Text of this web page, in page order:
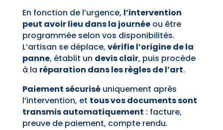
En fonction de l’urgence, l’intervention
peut avoir lieu dans la journéeou être
programmée selon vos disponibilités.
L’artisan se déplace, vérifie l’origine de la
panne, établit un devis clair, puis procède
à la réparation dans les règles de l’art.
Paiement sécuriséuniquement après
l’intervention, et tous vos documents sont
transmis automatiquement : facture,
preuve de paiement, compte rendu.